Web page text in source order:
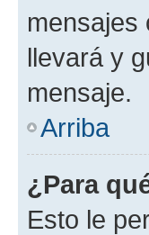
mensajes
llevará y
mensaje.
Arriba
¿Para
Esto le